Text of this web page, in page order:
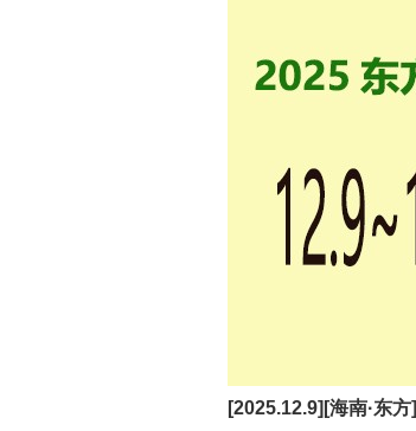
[2025.12.9][海南·东